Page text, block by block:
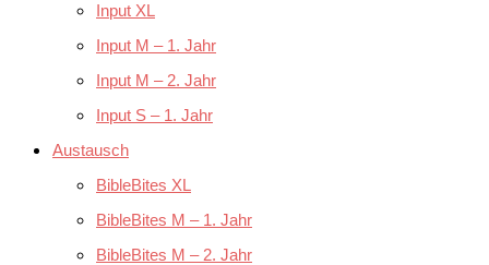
Input XL
Input M – 1. Jahr
Input M – 2. Jahr
Input S – 1. Jahr
Austausch
BibleBites XL
BibleBites M – 1. Jahr
BibleBites M – 2. Jahr